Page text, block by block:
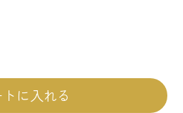
に入れる